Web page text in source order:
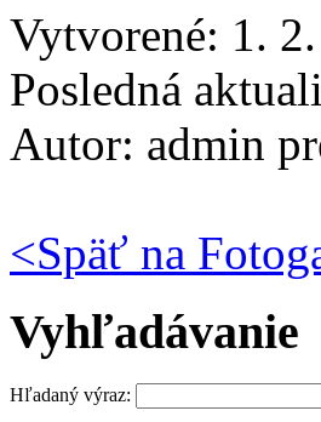
Vytvorené: 1.
Posledná
Autor: admin
<Späť na
Vyhľadávanie
Hľadaný výraz: